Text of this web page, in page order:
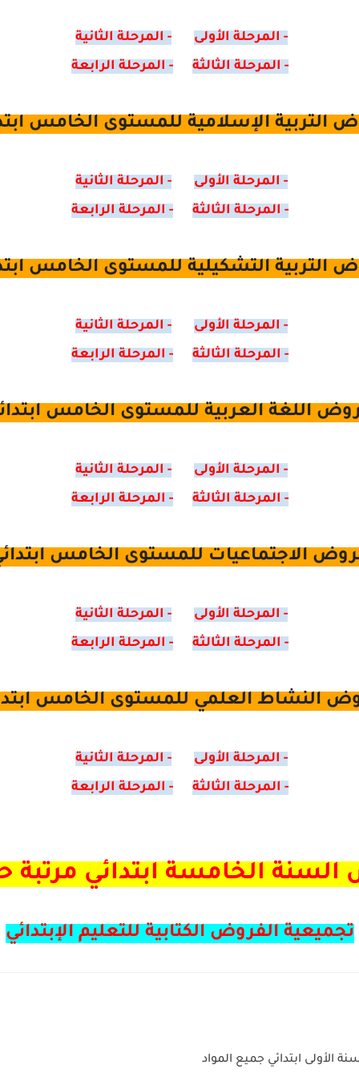
- المرحلة الأولى
- المرحلة الثانية
- المرحلة الثالثة
- المرحلة الرابعة
التربية الإسلامية للمستوى الخامس
- المرحلة الأولى
- المرحلة الثانية
- المرحلة الثالثة
- المرحلة الرابعة
التربية التشكيلية للمستوى الخامس
- المرحلة الأولى
- المرحلة الثانية
- المرحلة الثالثة
- المرحلة الرابعة
اللغة العربية للمستوى الخامس
- المرحلة الأولى
- المرحلة الثانية
- المرحلة الثالثة
- المرحلة الرابعة
الاجتماعيات للمستوى الخامس
- المرحلة الأولى
- المرحلة الثانية
- المرحلة الثالثة
- المرحلة الرابعة
النشاط العلمي للمستوى الخامس
- المرحلة الأولى
- المرحلة الثانية
- المرحلة الثالثة
- المرحلة الرابعة
الخامسة ابتدائي مرتبة
تجميعية الفروض الكتابية للتعليم الإبتدائي
الأولى ابتدائي جميع المواد